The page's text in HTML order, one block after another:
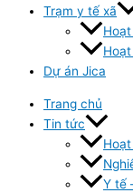
Trạm y tế xã
Dự án Jica
Trang chủ
Tin tức
Y tế